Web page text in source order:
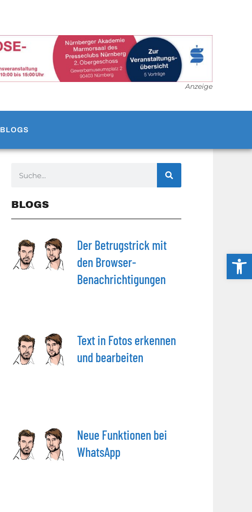
Anzeige
BLOGS
BLOGS
Der Betrugstrick mit
den Browser-
Benachrichtigungen
Text in Fotos erkennen
und bearbeiten
Neue Funktionen bei
WhatsApp